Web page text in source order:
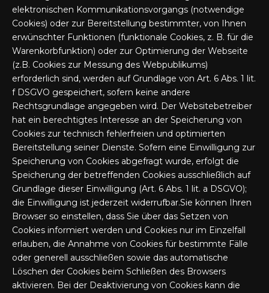
elektronischen Kommunikationsvorgangs (notwendige
Cookies) oder zur Bereitstellung bestimmter, von Ihnen
erwünschter Funktionen (funktionale Cookies, z. B. für die
Warenkorbfunktion) oder zur Optimierung der Webseite
(z.B. Cookies zur Messung des Webpublikums)
erforderlich sind, werden auf Grundlage von Art. 6 Abs. 1 lit.
f DSGVO gespeichert, sofern keine andere
Rechtsgrundlage angegeben wird. Der Websitebetreiber
hat ein berechtigtes Interesse an der Speicherung von
Cookies zur technisch fehlerfreien und optimierten
Bereitstellung seiner Dienste. Sofern eine Einwilligung zur
Speicherung von Cookies abgefragt wurde, erfolgt die
Speicherung der betreffenden Cookies ausschließlich auf
Grundlage dieser Einwilligung (Art. 6 Abs. 1 lit. a DSGVO);
die Einwilligung ist jederzeit widerrufbar.Sie können Ihren
Browser so einstellen, dass Sie über das Setzen von
Cookies informiert werden und Cookies nur im Einzelfall
erlauben, die Annahme von Cookies für bestimmte Fälle
oder generell ausschließen sowie das automatische
Löschen der Cookies beim Schließen des Browsers
aktivieren. Bei der Deaktivierung von Cookies kann die